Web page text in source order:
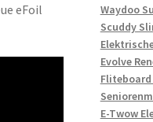
eFoil
Waydoo
Scuddy
Evolve
Fliteboard
E-Twow